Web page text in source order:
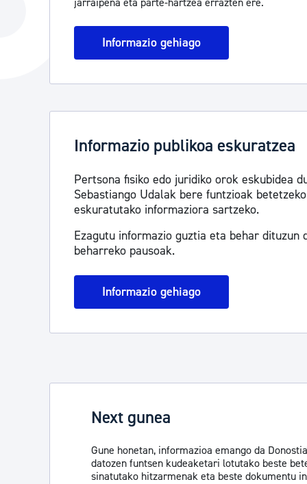
Hiria
jarraipena eta parte-hartzea errazten ere.
Informazio gehiago
Informazio publikoa eskuratzea
Pertsona fisiko edo juridiko orok eskubidea
Sebastiango Udalak bere funtzioak
eskuratutako informaziora sartzeko.
Ezagutu informazio guztia eta behar
beharreko pausoak.
Informazio gehiago
Next gunea
Gune honetan, informazioa emango da
datozen funtsen kudeaketari lotutako beste
sinatutako hitzarmenak eta beste dokumentu